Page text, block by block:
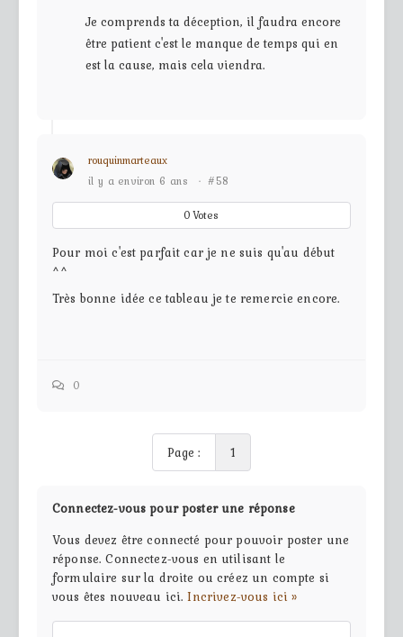
Je comprends ta déception, il faudra encore
être patient c'est le manque de temps qui en
est la cause, mais cela viendra.
rouquinmarteaux
il y a environ 6 ans
· #58
0Votes
Pour moi c'est parfait car je ne suis qu'au début
^^
Très bonne idée ce tableau je te remercie encore.
0
Page : 1
Connectez-vous pour poster une réponse
Vous devez être connecté pour pouvoir poster une
réponse. Connectez-vous en utilisant le
formulaire sur la droite ou créez un compte si
vous êtes nouveau ici.Incrivez-vous ici »